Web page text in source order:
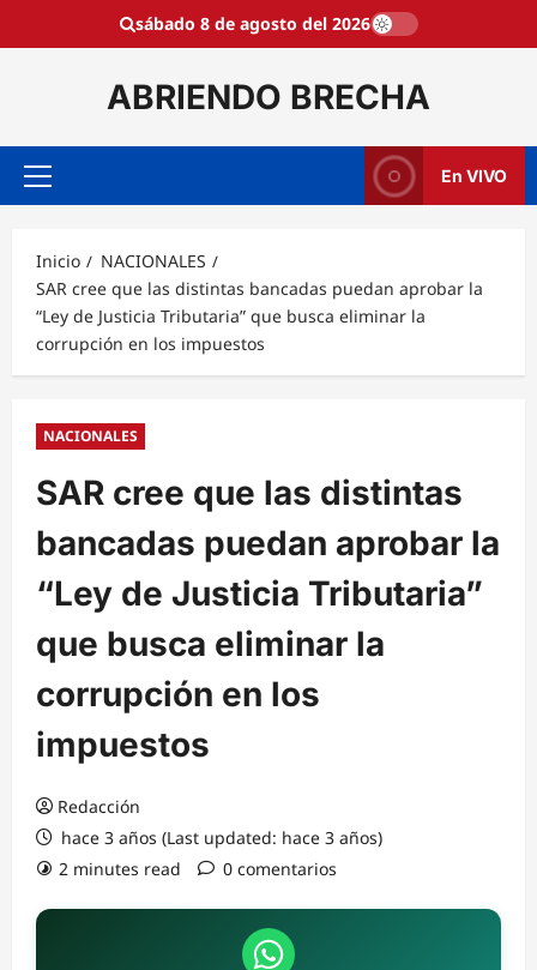
sábado 8 de agosto del 2026
ABRIENDO BRECHA
Menú
En VIVO
Inicio
NACIONALES
SAR cree que las distintas bancadas puedan aprobar la
“Ley de Justicia Tributaria” que busca eliminar la
corrupción en los impuestos
NACIONALES
SAR cree que las distintas
bancadas puedan aprobar la
“Ley de Justicia Tributaria”
que busca eliminar la
corrupción en los
impuestos
Redacción
hace 3 años (Last updated: hace 3 años)
2 minutes read
0 comentarios